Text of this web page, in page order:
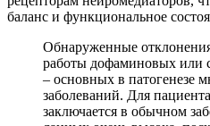
баланс и функциональное
Обнаруженные
работы дофаминовых или
– основных в патогенезе
заболеваний. Для
заключается в обычном